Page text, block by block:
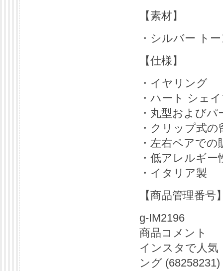
【素材】
・シルバー ト
【仕様】
・イヤリング
・ハート シェ
・丸型および
・クリップ式の
・左右ペアでの
・低アレルギー
・イタリア製
【商品管理番号
g-IM2196
商品コメント
インスタで人気
ング (68258231)